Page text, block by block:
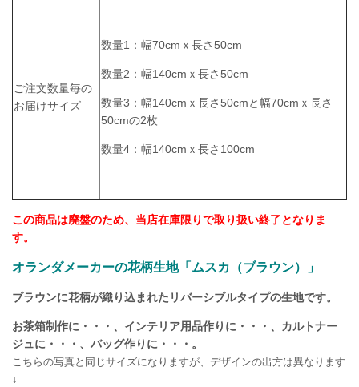
ご注文数量毎の
お届けサイズ
数量1：幅70cmｘ長さ50cm
数量2：幅140cmｘ長さ50cm
数量3：幅140cmｘ長さ50cmと幅70cmｘ長さ
50cmの2枚
数量4：幅140cmｘ長さ100cm
この商品は廃盤のため、当店在庫限りで取り扱い終了となりま
す。
オランダメーカーの花柄生地「ムスカ（ブラウン）」
ブラウンに花柄が織り込まれたリバーシブルタイプの生地です。
お茶箱制作に・・・、インテリア用品作りに・・・、カルトナー
ジュに・・・、バッグ作りに・・・。
こちらの写真と同じサイズになりますが、デザインの出方は異なります
↓